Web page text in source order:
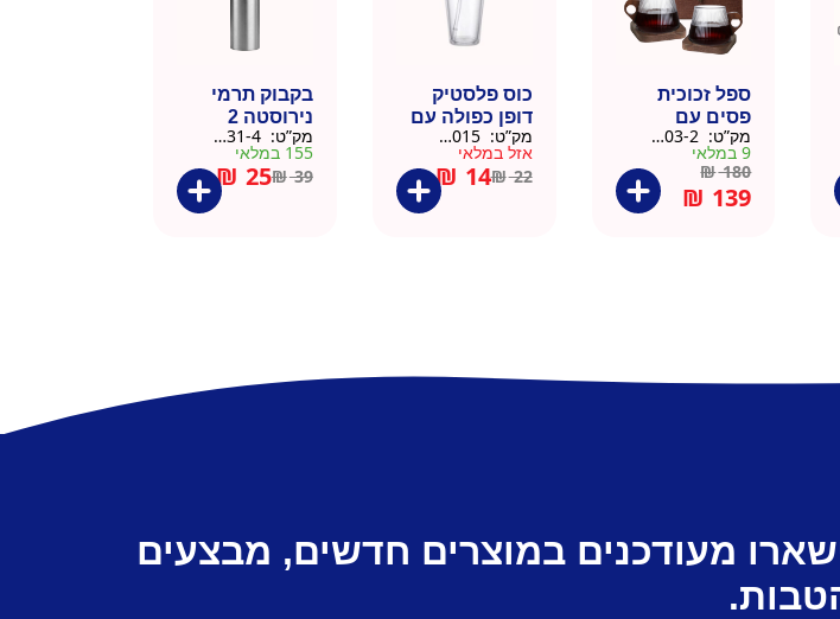
ספל זכוכית
פסים עם
תחתית וידית עץ
– מארז 2 יח
מק”ט:
9 במלאי
₪180
₪ 139
כוס פלסטיק
דופן כפולה עם
קשית
מק”ט: 9911015
אזל במלאי
₪22
₪ 14
בקבוק תרמי
נירוסטה 2
פקקים 500 מל
– כסוף קלאסי
מק”ט: 9901031-4
155 במלאי
₪39
₪ 25
מעודכנים במוצרים חדשים, מבצעים